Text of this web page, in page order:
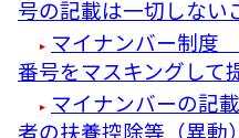
号の記載は一切しない
マイナンバー制度
番号をマスキングして
マイナンバーの
者の扶養控除等（異動